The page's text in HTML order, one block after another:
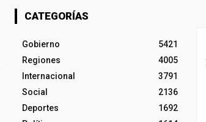
CATEGORÍAS
Gobierno
5421
Regiones
4005
Internacional
3791
Social
2136
Deportes
1692